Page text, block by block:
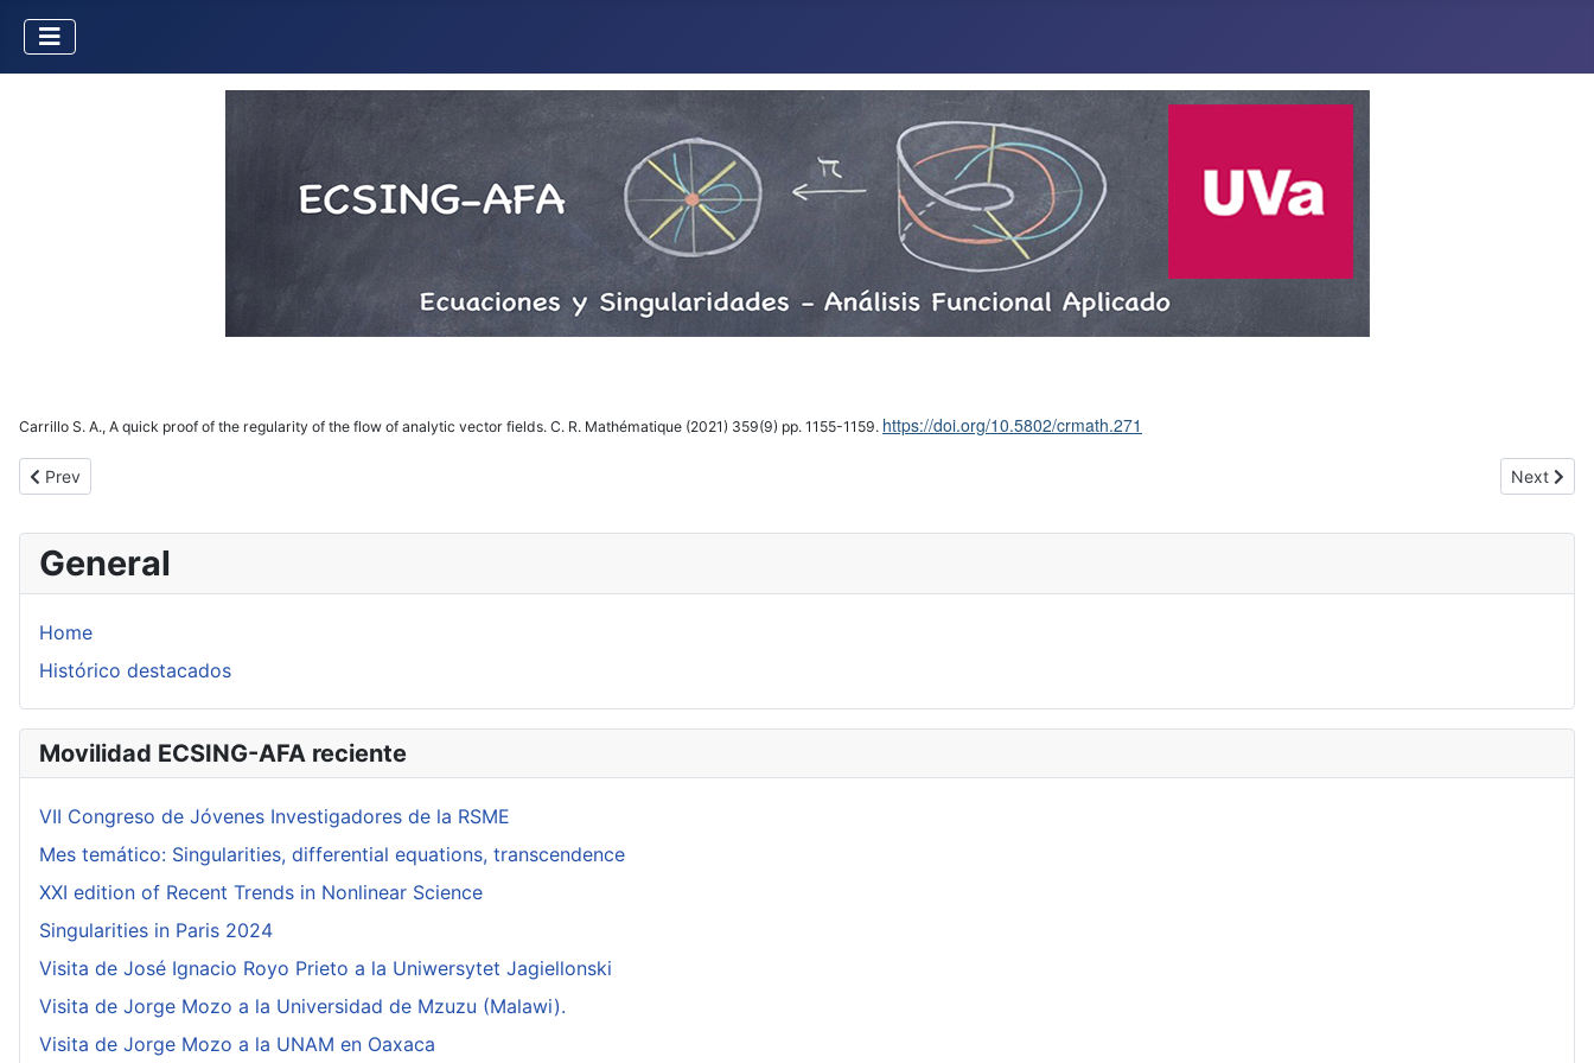
General
Home
Histórico destacados
Movilidad ECSING-AFA reciente
VII Congreso de Jóvenes Investigadores de la RSME
Mes temático: Singularities, differential equations, transcendence
XXI edition of Recent Trends in Nonlinear Science
Singularities in Paris 2024
Visita de José Ignacio Royo Prieto a la Uniwersytet Jagiellonski
Visita de Jorge Mozo a la Universidad de Mzuzu (Malawi).
Visita de Jorge Mozo a la UNAM en Oaxaca
Carrillo S. A., A quick proof of the regularity of the flow of analytic vector fields. C. R. Mathématique (2021) 359(9) pp. 1155-1159. https://doi.org/10.5802/crmath.271
Previous article: Stratified Reduction of Singularities of Generalized Analytic Functions
Prev Next
Next